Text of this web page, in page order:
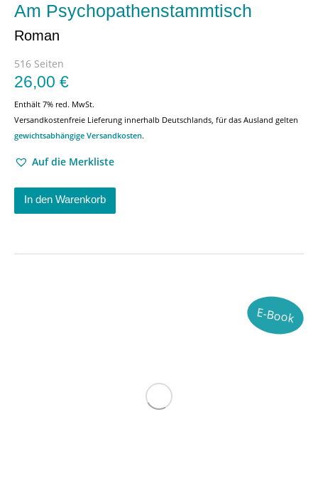
Am Psychopathenstammtisch
Roman
516 Seiten
26,00 €
Enthält 7% red. MwSt.
Versandkostenfreie Lieferung innerhalb Deutschlands, für das Ausland gelten
gewichtsabhängige Versandkosten.
Auf die Merkliste
In den Warenkorb
E-Book